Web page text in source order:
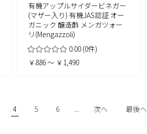
有機アップルサイダービネガー
(マザー入り) 有機JAS認証 オー
ガニック 醸造酢 メンガツォー
リ(Mengazzoli)
0.00 (0件)
￥886 ～ ￥1,490
4 5 6 ... 次へ 最後へ